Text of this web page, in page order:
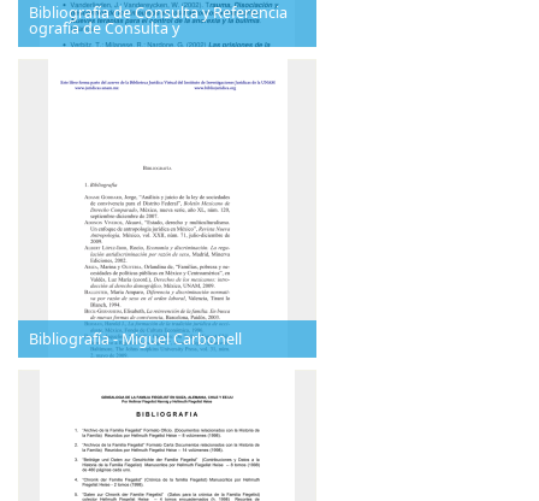
Bibliografía de Consulta y Referencia
ografía de Consulta y
Bibliografía - Miguel Carbonell